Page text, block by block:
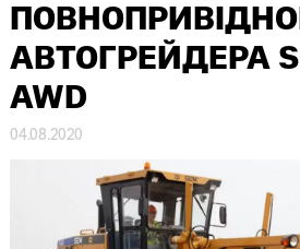
АВТОГРЕЙДЕРА
AWD
04.08.2020